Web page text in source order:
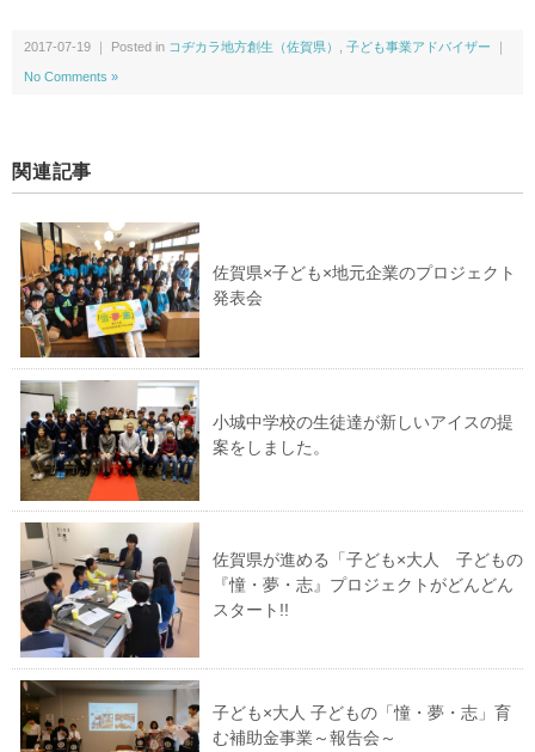
2017-07-19 ｜ Posted in コヂカラ地方創生（佐賀県） , 子ども事業アドバイザー
No Comments »
関連記事
佐賀県×子ども×地元企業のプロジェクト
発表会
小城中学校の生徒達が新しいアイスの提
案をしました。
佐賀県が進める「子ども×大人 子どもの
『憧・夢・志』プロジェクトがどんどん
スタート!!
子ども×大人 子どもの「憧・夢・志」育
む補助金事業～報告会～